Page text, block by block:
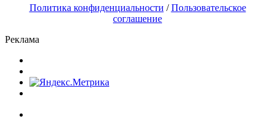
Политика конфиденциальности /Пользовательское
соглашение
Реклама